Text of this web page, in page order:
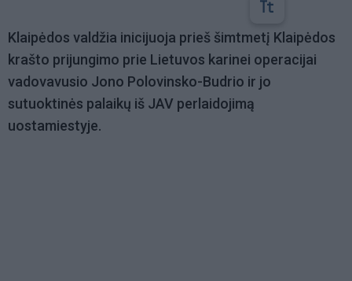
Klaipėdos valdžia inicijuoja prieš šimtmetį Klaipėdos
krašto prijungimo prie Lietuvos karinei operacijai
vadovavusio Jono Polovinsko-Budrio ir jo
sutuoktinės palaikų iš JAV perlaidojimą
uostamiestyje.